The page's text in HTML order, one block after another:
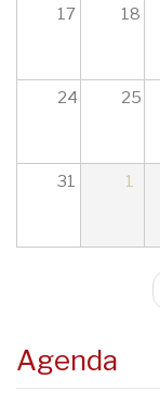
17 18
24 25
31 1
Paginación
Agenda